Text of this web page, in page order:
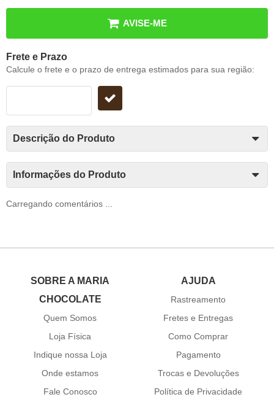
AVISE-ME
Frete e Prazo
Calcule o frete e o prazo de entrega estimados para sua região:
Descrição do Produto
Informações do Produto
Carregando comentários ...
SOBRE A MARIA
CHOCOLATE
Quem Somos
Loja Física
Indique nossa Loja
Onde estamos
Fale Conosco
AJUDA
Rastreamento
Fretes e Entregas
Como Comprar
Pagamento
Trocas e Devoluções
Política de Privacidade